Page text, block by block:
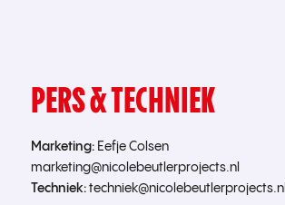
PERS & TECHNIEK
Marketing:Eefje Colsen
marketing@nicolebeutlerprojects.nl
Techniek:techniek@nicolebeutlerprojects.nl